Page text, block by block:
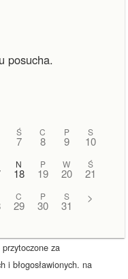
posucha.
Ś
7
C
8
P
9
S
10
N
18
P
19
W
20
Ś
21
C
29
P
30
S
31
>
za
i błogosławionych. na